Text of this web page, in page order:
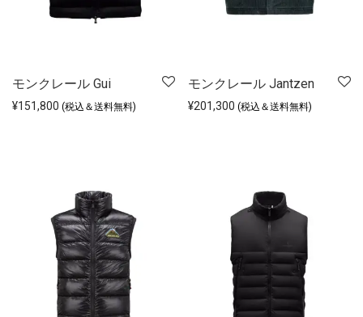
モンクレール Gui
¥151,800 (税込＆送料無料)
モンクレール Jantzen
¥201,300 (税込＆送料無料)